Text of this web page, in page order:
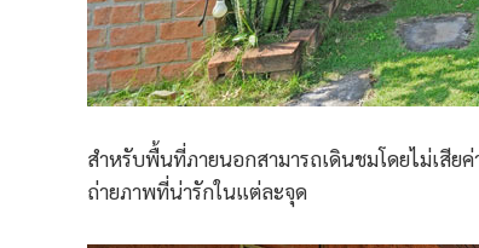
สำหรับพื้นที่ภายนอกสามารถเดินชมโดยไม่เสีย
ถ่ายภาพที่น่ารักในแต่ละจุด